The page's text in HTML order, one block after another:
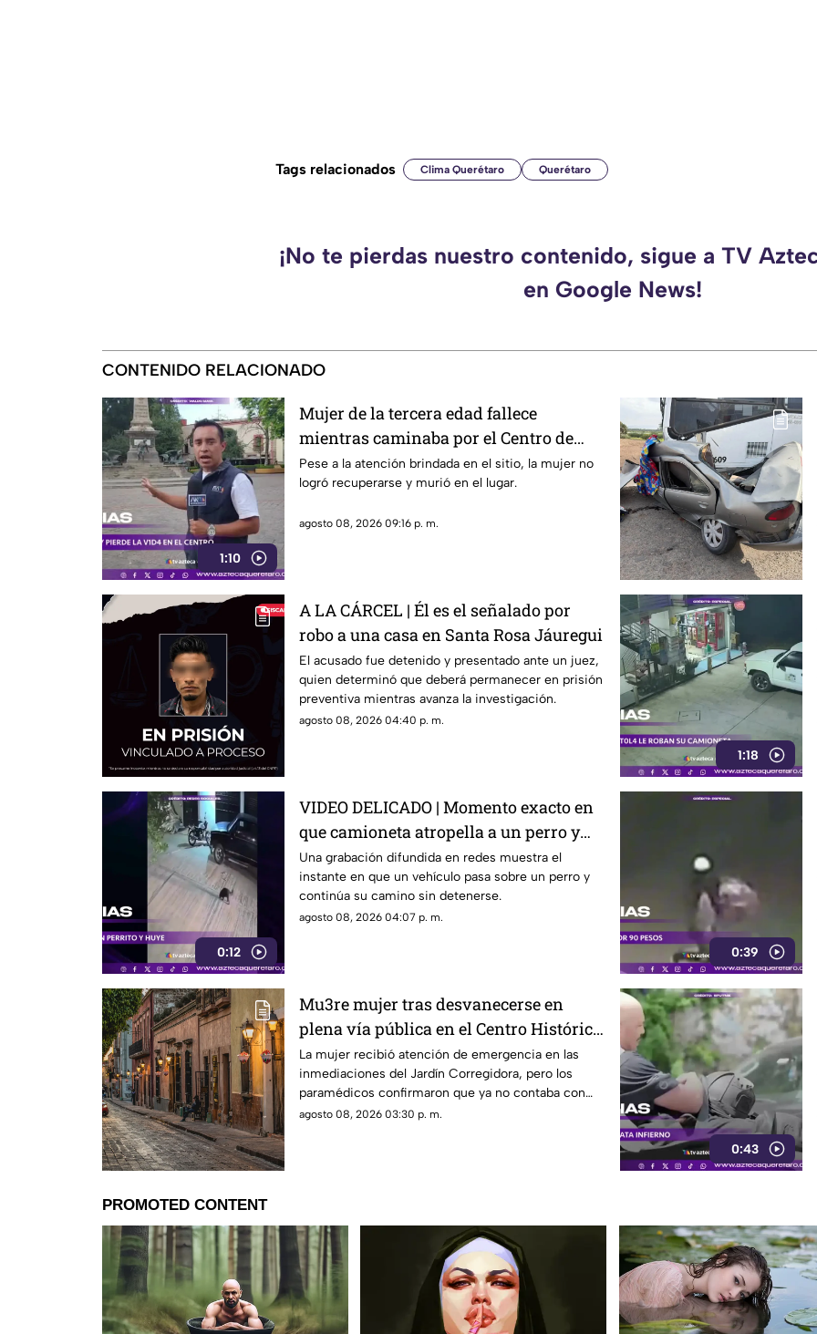
Tags relacionados Clima Querétaro Querétaro
¡No te pierdas nuestro contenido, sigue a TV
en Google News!
CONTENIDO RELACIONADO
1:10
Mujer de la tercera edad fallece
mientras caminaba por el Centro de
Querétaro
Pese a la atención brindada en el sitio, la mujer no
logró recuperarse y murió en el lugar.
agosto 08, 2026 09:16 p. m.
A LA CÁRCEL | Él es el señalado por
robo a una casa en Santa Rosa Jáuregui
El acusado fue detenido y presentado ante un juez,
quien determinó que deberá permanecer en prisión
preventiva mientras avanza la investigación.
agosto 08, 2026 04:40 p. m.
1:18
0:12
VIDEO DELICADO | Momento exacto en
que camioneta atropella a un perro y
conductor escapa
Una grabación difundida en redes muestra el
instante en que un vehículo pasa sobre un perro y
continúa su camino sin detenerse.
agosto 08, 2026 04:07 p. m.
0:39
Mu3re mujer tras desvanecerse en
plena vía pública en el Centro Histórico
de Querétaro
La mujer recibió atención de emergencia en las
inmediaciones del Jardín Corregidora, pero los
paramédicos confirmaron que ya no contaba con
signos vitales.
agosto 08, 2026 03:30 p. m.
0:43